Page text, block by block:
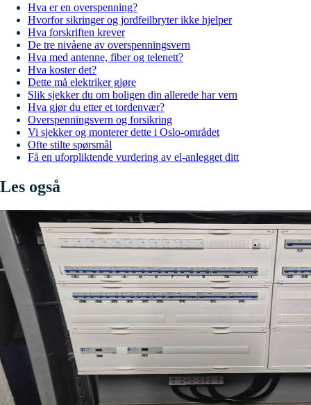
Hva er en overspenning?
Hvorfor sikringer og jordfeilbryter ikke hjelper
Hva forskriften krever
De tre nivåene av overspenningsvern
Hva med antenne, fiber og telenett?
Hva koster det?
Dette må elektriker gjøre
Slik sjekker du om boligen din allerede har vern
Hva gjør du etter et tordenvær?
Overspenningsvern og forsikring
Vi sjekker og monterer dette i Oslo-området
Ofte stilte spørsmål
Få en uforpliktende vurdering av el-anlegget ditt
Les også